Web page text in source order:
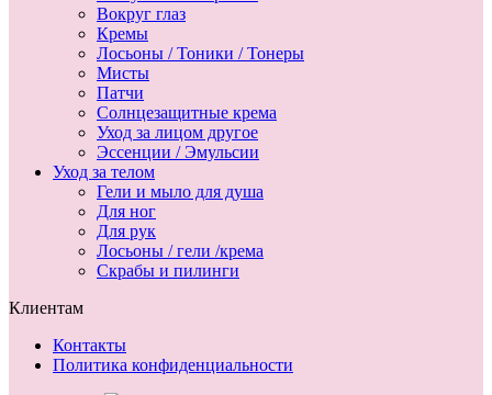
Вокруг глаз
Кремы
Лосьоны / Тоники / Тонеры
Мисты
Патчи
Солнцезащитные крема
Уход за лицом другое
Эссенции / Эмульсии
Уход за телом
Гели и мыло для душа
Для ног
Для рук
Лосьоны / гели /крема
Скрабы и пилинги
Клиентам
Контакты
Политика конфиденциальности